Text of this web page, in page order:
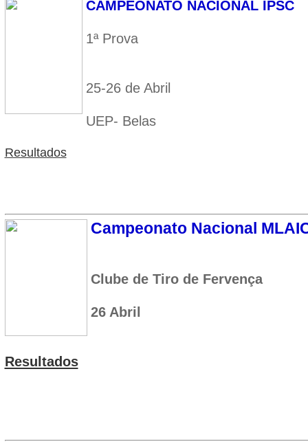
CAMPEONATO NACIONAL IPSC
1ª Prova
25-26 de Abril
UEP- Belas
Resultados
Campeonato Nacional
Clube de Tiro de Fervença
26 Abril
Resultados